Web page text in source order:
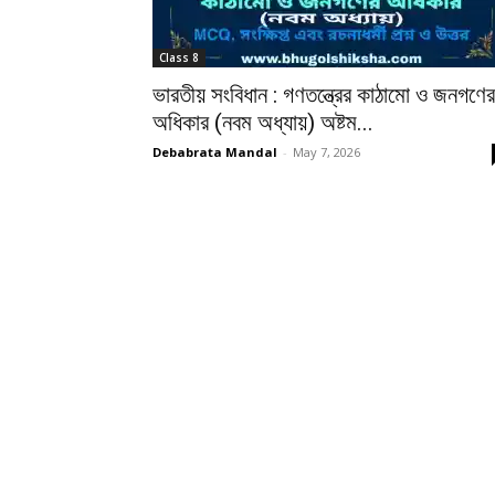
Class 8
ভারতীয় সংবিধান : গণতন্ত্রের কাঠামো ও জনগণের
অধিকার (নবম অধ্যায়) অষ্টম...
Debabrata Mandal - May 7, 2026